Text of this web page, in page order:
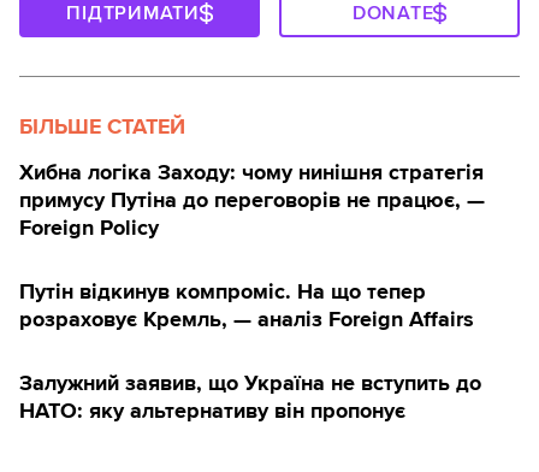
ПІДТРИМАТИ DONATE
БІЛЬШЕ СТАТЕЙ
Хибна логіка Заходу: чому нинішня стратегія
примусу Путіна до переговорів не працює, —
Foreign Policy
Путін відкинув компроміс. На що тепер
розраховує Кремль, — аналіз Foreign Affairs
Залужний заявив, що Україна не вступить до
НАТО: яку альтернативу він пропонує